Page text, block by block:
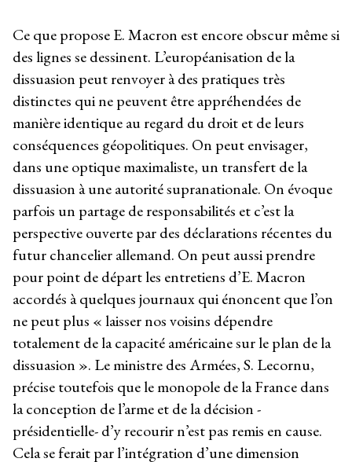
Ce que propose E. Macron est encore obscur même si
des lignes se dessinent. L’européanisation de la
dissuasion peut renvoyer à des pratiques très
distinctes qui ne peuvent être appréhendées de
manière identique au regard du droit et de leurs
conséquences géopolitiques. On peut envisager,
dans une optique maximaliste, un transfert de la
dissuasion à une autorité supranationale. On évoque
parfois un partage de responsabilités et c’est la
perspective ouverte par des déclarations récentes du
futur chancelier allemand. On peut aussi prendre
pour point de départ les entretiens d’E. Macron
accordés à quelques journaux qui énoncent que l’on
ne peut plus « laisser nos voisins dépendre
totalement de la capacité américaine sur le plan de la
dissuasion ». Le ministre des Armées, S. Lecornu,
précise toutefois que le monopole de la France dans
la conception de l’arme et de la décision -
présidentielle- d’y recourir n’est pas remis en cause.
Cela se ferait par l’intégration d’une dimension